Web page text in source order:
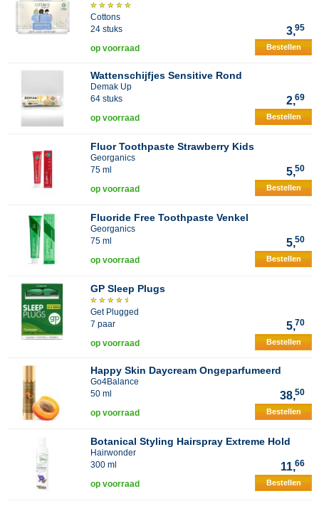
Cottons
24 stuks
3,95
op voorraad Bestellen
Wattenschijfjes Sensitive Rond
Demak Up
64 stuks
2,69
op voorraad Bestellen
Fluor Toothpaste Strawberry Kids
Georganics
75 ml
5,50
op voorraad Bestellen
Fluoride Free Toothpaste Venkel
Georganics
75 ml
5,50
op voorraad Bestellen
GP Sleep Plugs
Get Plugged
7 paar
5,70
op voorraad Bestellen
Happy Skin Daycream Ongeparfumeerd
Go4Balance
50 ml
38,50
op voorraad Bestellen
Botanical Styling Hairspray Extreme Hold
Hairwonder
300 ml
11,66
op voorraad Bestellen